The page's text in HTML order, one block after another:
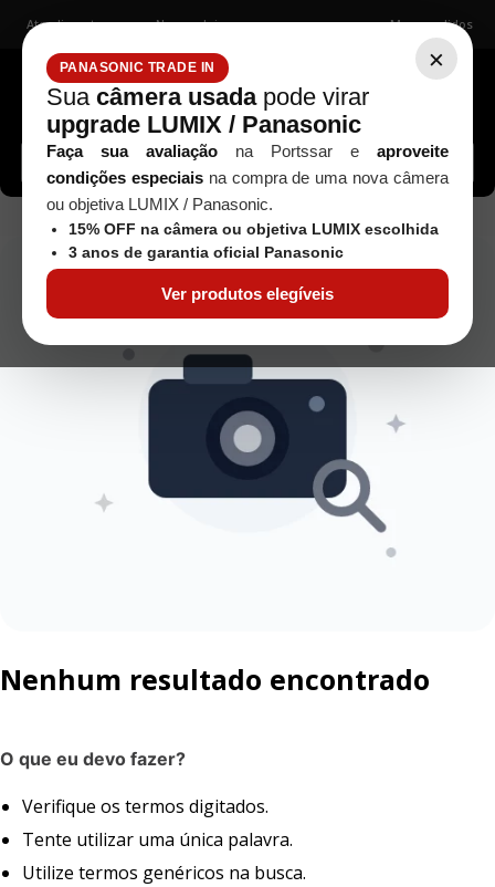
×
PANASONIC TRADE IN
Sua câmera usadapode virar
upgrade LUMIX / Panasonic
Faça sua avaliação na Portssar e aproveite
condições especiaisna compra de uma nova câmera
ou objetiva LUMIX / Panasonic.
15% OFF na câmera ou objetiva LUMIX escolhida
3 anos de garantia oficial Panasonic
Ver produtos elegíveis
Atendimento Nossas lojas Meus pedidos
Buscar câmeras, lentes, acessórios...
objetiva-canon-ef-28mmf-2-8-usada
Nenhum resultado encontrado
O que eu devo fazer?
Verifique os termos digitados.
Tente utilizar uma única palavra.
Utilize termos genéricos na busca.